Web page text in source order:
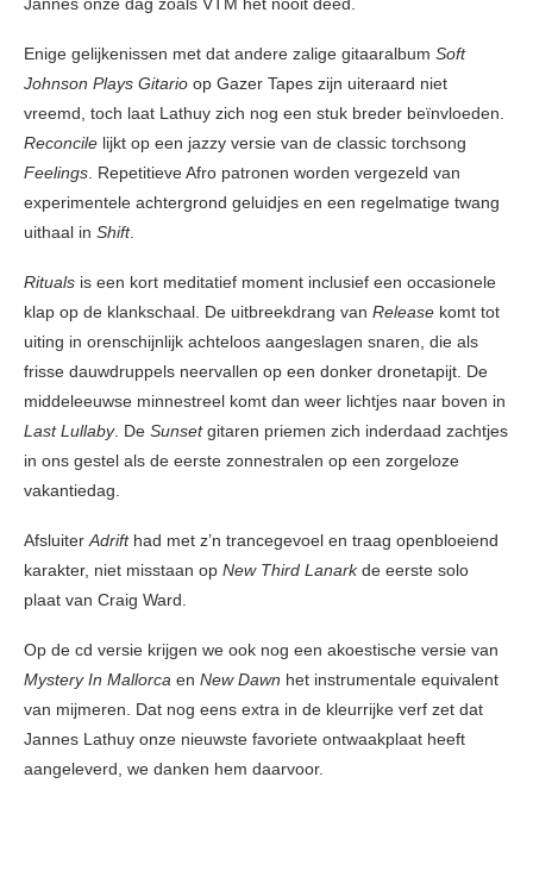
Jannes onze dag zoals VTM het nooit deed.
Enige gelijkenissen met dat andere zalige gitaaralbum Soft
Johnson Plays Gitario op Gazer Tapes zijn uiteraard niet
vreemd, toch laat Lathuy zich nog een stuk breder beïnvloeden.
Reconcile lijkt op een jazzy versie van de classic torchsong
Feelings. Repetitieve Afro patronen worden vergezeld van
experimentele achtergrond geluidjes en een regelmatige twang
uithaal in Shift.
Rituals is een kort meditatief moment inclusief een occasionele
klap op de klankschaal. De uitbreekdrang van Release komt tot
uiting in orenschijnlijk achteloos aangeslagen snaren, die als
frisse dauwdruppels neervallen op een donker dronetapijt. De
middeleeuwse minnestreel komt dan weer lichtjes naar boven in
Last Lullaby. De Sunsetgitaren priemen zich inderdaad zachtjes
in ons gestel als de eerste zonnestralen op een zorgeloze
vakantiedag.
AfsluiterAdrift had met z’n trancegevoel en traag openbloeiend
karakter, niet misstaan op New Third Lanarkde eerste solo
plaat van Craig Ward.
Op de cd versie krijgen we ook nog een akoestische versie van
Mystery In Mallorca en New Dawn het instrumentale equivalent
van mijmeren. Dat nog eens extra in de kleurrijke verf zet dat
Jannes Lathuy onze nieuwste favoriete ontwaakplaat heeft
aangeleverd, we danken hem daarvoor.